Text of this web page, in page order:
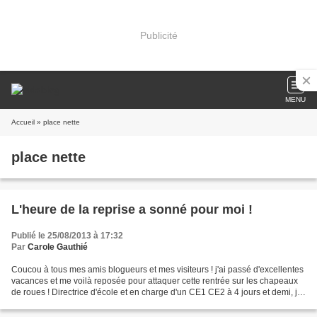
Publicité
MENU
Accueil » place nette
place nette
L'heure de la reprise a sonné pour moi !
Publié le 25/08/2013 à 17:32
Par Carole Gauthié
Coucou à tous mes amis blogueurs et mes visiteurs ! j'ai passé d'excellentes
vacances et me voilà reposée pour attaquer cette rentrée sur les chapeaux
de roues ! Directrice d'école et en charge d'un CE1 CE2 à 4 jours et demi, j'ai